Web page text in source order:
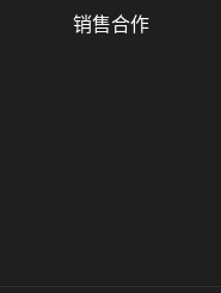
销售合作